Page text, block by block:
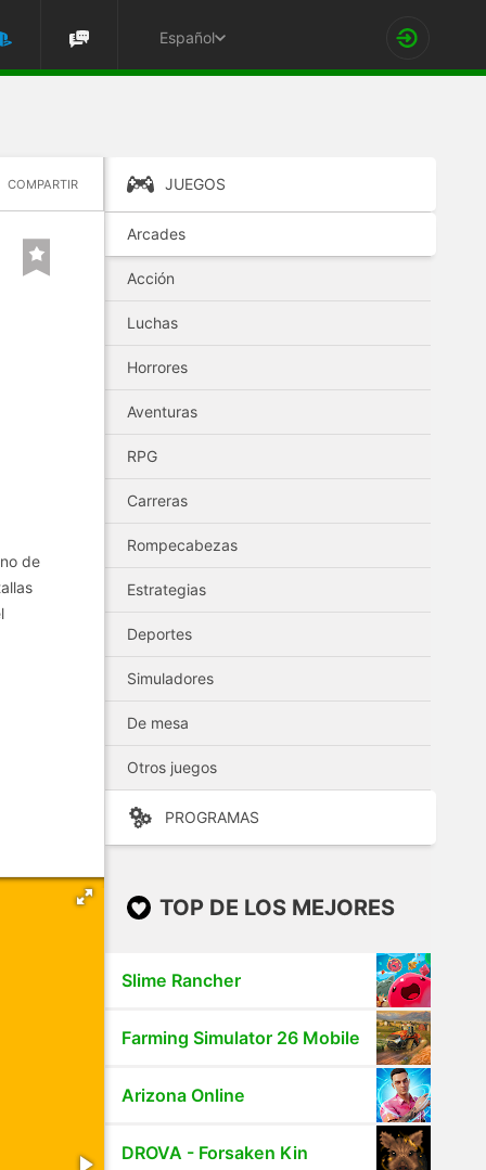
Español
COMPARTIR
de
JUEGOS
Arcades
Acción
Luchas
Horrores
Aventuras
RPG
Carreras
Rompecabezas
Estrategias
Deportes
Simuladores
De mesa
Otros juegos
PROGRAMAS
TOP DE LOS MEJORES
Slime Rancher
Farming Simulator 26 Mobile
Arizona Online
DROVA - Forsaken Kin